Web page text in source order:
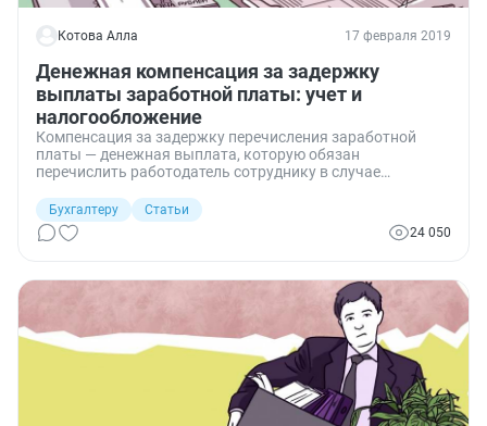
Котова Алла 17 февраля 2019
Денежная компенсация за задержку
выплаты заработной платы: учет и
налогообложение
Компенсация за задержку перечисления заработной
платы — денежная выплата, которую обязан
перечислить работодатель сотруднику в случае
других перечислений, связанных с выполнением
трудовых обязанностей. Разберемся в статье, как
учитывается компенсация за задержку заработной
Бухгалтеру
Статьи
24 050